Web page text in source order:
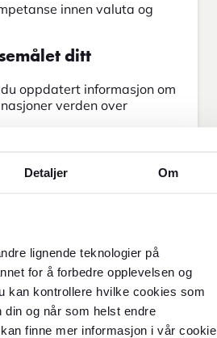
Detaljer Om
lignende teknologier på
for å forbedre opplevelsen og
kan kontrollere hvilke cookies som
din og når som helst endre
finne mer informasjon i vår cookie
innen valuta og
ditt
oppdatert informasjon om
verden over
Western Union